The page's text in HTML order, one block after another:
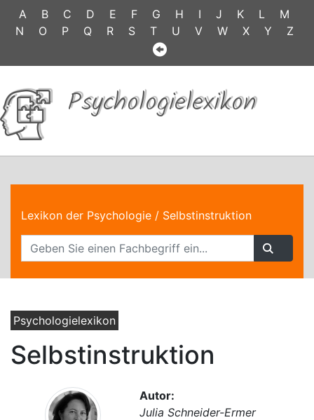
A B C D E F G H I J K L
M
N
O P Q R S T U V W X Y Z
Psychologielexikon
Lexikon der Psychologie / Selbstinstruktion
Psychologielexikon
Selbstinstruktion
Autor:
Julia Schneider-Ermer